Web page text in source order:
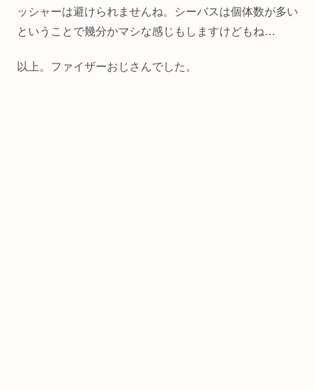
ッシャーは避けられませんね。シーバスは個体数が多い
ということで幾分かマシな感じもしますけどもね…
以上。ファイザーおじさんでした。